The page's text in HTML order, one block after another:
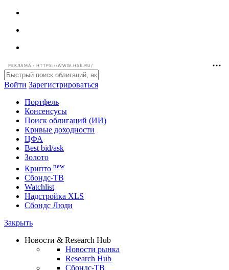
РЕКЛАМА • HTTPS://WWW.HSE.RU/
Войти Зарегистрироваться
Портфель
Консенсусы
Поиск облигаций (ИИ)
Кривые доходности
ЦФА
Best bid/ask
Золото
Крипто new
Watchlist
Сбондс Люди